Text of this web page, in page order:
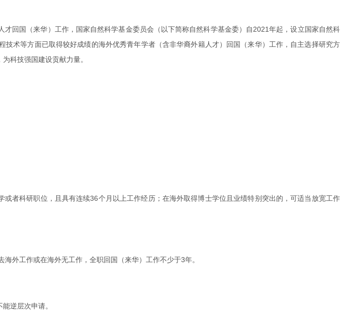
回国（来华）工作，国家自然科学基金委员会（以下简称自然科学基金委）自2021年起，设立国家自然科
术等方面已取得较好成绩的海外优秀青年学者（含非华裔外籍人才）回国（来华）工作，自主选择研究方
科技强国建设贡献力量。
者科研职位，且具有连续36个月以上工作经历；在海外取得博士学位且业绩特别突出的，可适当放宽工作
外工作或在海外无工作，全职回国（来华）工作不少于3年。
逆层次申请。